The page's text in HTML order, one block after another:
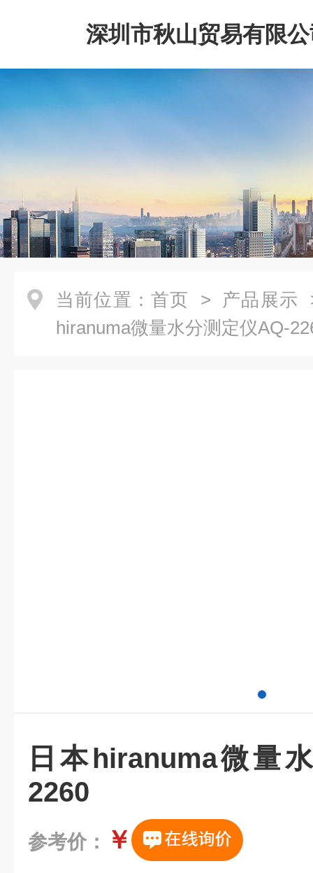
深圳市秋山贸易有限
当前位置： 首页 > 产品展示
hiranuma微量水分测定仪AQ-
日本hiranuma微量
2260
参考价： ￥